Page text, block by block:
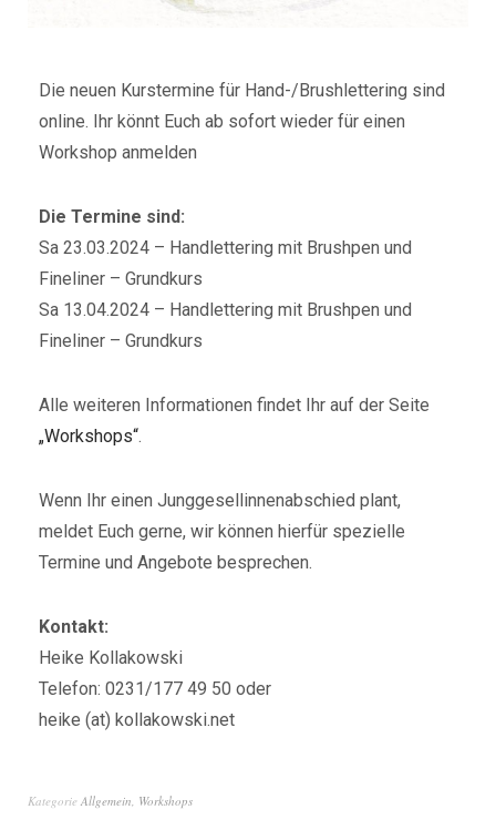
Die neuen Kurstermine für Hand-/Brushlettering sind
online. Ihr könnt Euch ab sofort wieder für einen
Workshop anmelden
Die Termine sind:
Sa 23.03.2024 – Handlettering mit Brushpen und
Fineliner – Grundkurs
Sa 13.04.2024 – Handlettering mit Brushpen und
Fineliner – Grundkurs
Alle weiteren Informationen findet Ihr auf der Seite
„Workshops“.
Wenn Ihr einen Junggesellinnenabschied plant,
meldet Euch gerne, wir können hierfür spezielle
Termine und Angebote besprechen.
Kontakt:
Heike Kollakowski
Telefon: 0231/177 49 50 oder
heike (at) kollakowski.net
Kategorie Allgemein, Workshops